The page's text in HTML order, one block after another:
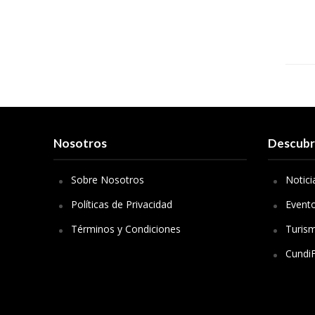
Nosotros
Sobre Nosotros
Políticas de Privacidad
Términos y Condiciones